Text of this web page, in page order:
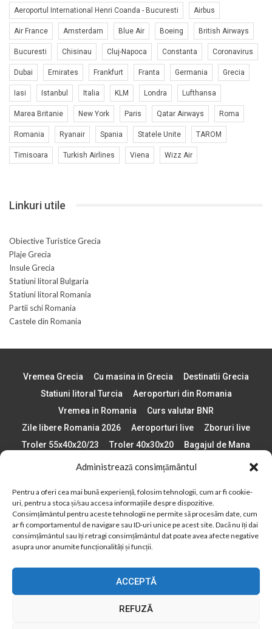
Administrează consimțământul
Pentru a oferi cea mai bună experiență, folosim tehnologii, cum ar fi cookie-
uri, pentru a stoca și/sau accesa informațiile despre dispozitive.
Consimțământul pentru aceste tehnologii ne permite să procesăm date, cum
ar fi comportamentul de navigare sau ID-uri unice pe acest site. Dacă nu îți dai
consimțământul sau îți retragi consimțământul dat poate avea afecte negative
asupra unor anumite funcționalități și funcții.
ACCEPTĂ
REFUZĂ
Aeroportul International Henri Coanda - Bucuresti Airbus
Air France Amsterdam Blue Air Boeing British Airways
Bucuresti Chisinau Cluj-Napoca Constanta Coronavirus
Dubai Emirates Frankfurt Franta Germania Grecia
Iasi Istanbul Italia KLM Londra Lufthansa
Marea Britanie New York Paris Qatar Airways Roma
Romania Ryanair Spania Statele Unite TAROM
Timisoara Turkish Airlines Viena Wizz Air
Linkuri utile
Obiective Turistice Grecia
Plaje Grecia
Insule Grecia
Statiuni litoral Bulgaria
Statiuni litoral Romania
Partii schi Romania
Castele din Romania
Vremea Grecia Cu masina in Grecia
Destinatii Grecia
Statiuni litoral Turcia
Aeroporturi din Romania
Vremea in Romania
Curs valutar BNR
Zile libere Romania 2026
Aeroporturi live
Zboruri live
Troler 55x40x20/23
Troler 40x30x20
Bagajul de Mana
Paste 2026
Cele mai bune telefoane
Plaje din Europa
Concerte Romania 2025
Asigurare de calatorie
Când se schimba ora în 2026
Calendar Formula 1 sezon 2026
Boarding Pass
Despre AirlinesTravel.ro
Politică cookie-uri (UE)
Cookie Policy (AU)
Politică cookie-uri (ZA)
Politică cookie-uri (Canada)
Politică cookie-uri (BR)